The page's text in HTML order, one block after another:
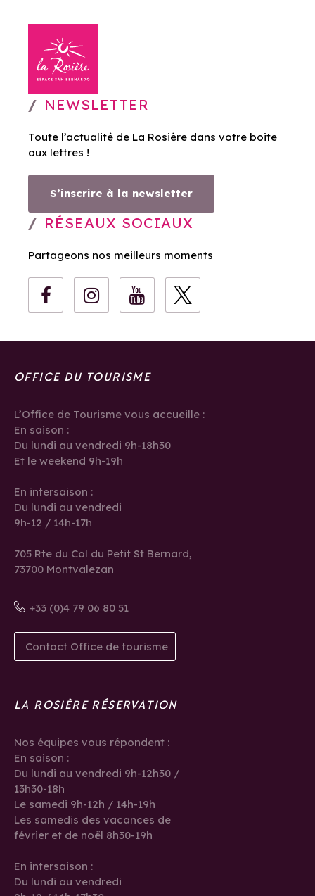
NEWSLETTER
Toute l’actualité de La Rosière dans votre boite
aux lettres !
S’inscrire à la newsletter
RÉSEAUX SOCIAUX
Partageons nos meilleurs moments
OFFICE DU TOURISME
L’Office de Tourisme vous accueille :
En saison :
Du lundi au vendredi 9h-18h30
Et le weekend 9h-19h
En intersaison :
Du lundi au vendredi
9h-12 / 14h-17h
705 Rte du Col du Petit St Bernard,
73700 Montvalezan
+33 (0)4 79 06 80 51
Contact Office de tourisme
LA ROSIÈRE RÉSERVATION
Nos équipes vous répondent :
En saison :
Du lundi au vendredi 9h-12h30 /
13h30-18h
Le samedi 9h-12h / 14h-19h
Les samedis des vacances de
février et de noël 8h30-19h
En intersaison :
Du lundi au vendredi